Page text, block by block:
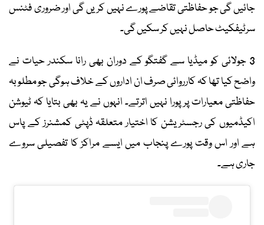
جائیں گی جو حفاظتی تقاضے پورے نہیں کریں گی اور ضروری فٹنس
سرٹیفکیٹ حاصل نہیں کر سکیں گی۔
3 جولائی کو میڈیا سے گفتگو کے دوران بھی رانا سکندر حیات نے
واضح کیا تھا کہ کارروائی صرف ان اداروں کے خلاف ہوگی جو مطلوبہ
حفاظتی معیارات پر پورا نہیں اترتے۔ انہوں نے یہ بھی بتایا کہ ٹیوشن
اکیڈمیوں کی رجسٹریشن کا اختیار متعلقہ ڈپٹی کمشنرز کے پاس
ہے اور اس وقت پورے پنجاب میں ایسے مراکز کا تفصیلی سروے
جاری ہے۔